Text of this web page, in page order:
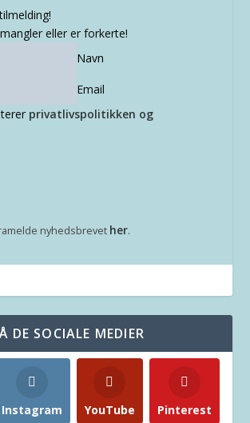
eller er forkerte!
Navn
Email
privatlivspolitikken og
nyhedsbrevet her.
DE SOCIALE MEDIER
Instagram YouTube Pinterest